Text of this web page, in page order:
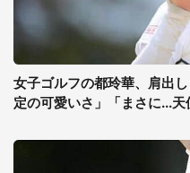
女子ゴルフの都玲華、肩出
定の可愛いさ」「まさに...